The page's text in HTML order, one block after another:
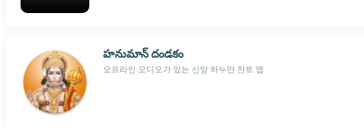
హనుమాన్ దండకం
오프라인 오디오가 있는 신앙 하누만 찬트 앱